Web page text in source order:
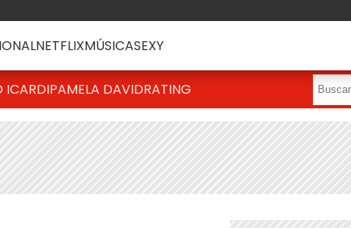
NETFLIXMÚSICASEXY
ICARDIPAMELA DAVIDRATING